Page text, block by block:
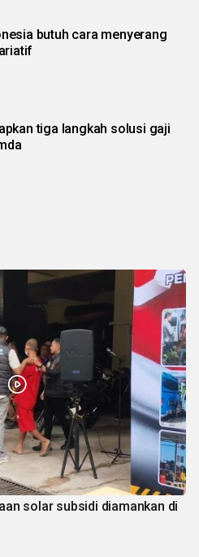
butuh cara menyerang
tiga langkah solusi gaji
solar subsidi diamankan di